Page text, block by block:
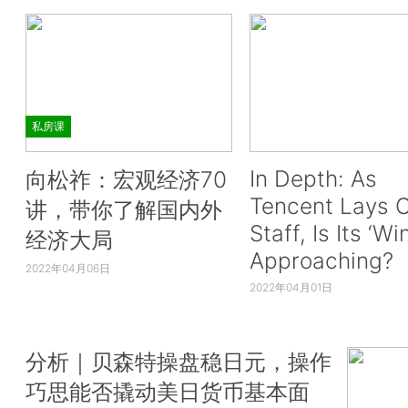
私房课
向松祚：宏观经济70
讲，带你了解国内外
经济大局
2022年04月06日
In Depth: As
Tencent Lays
Staff, Is Its
Approaching?
2022年04月01日
分析｜贝森特操盘稳日元，操作
巧思能否撬动美日货币基本面